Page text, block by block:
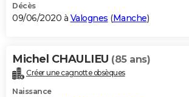
Décès
09/06/2020 à Valognes (Manche)
Michel CHAULIEU (85 ans)
Créer une cagnotte obsèques
Naissance